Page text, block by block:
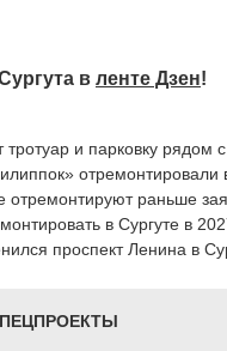
в ленте Дзен!
тротуар и парковку рядом
отремонтировали
отремонтируют раньше
в Сургуте в
проспект Ленина в